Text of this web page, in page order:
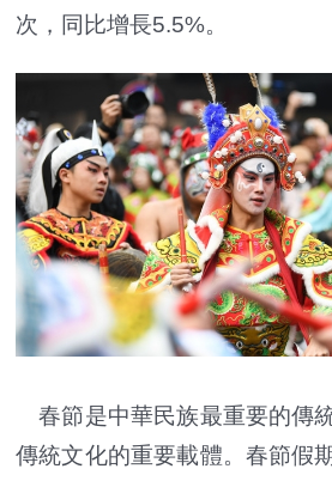
次，同比增長5.5%。
春節是中華民族最重要的傳
傳統文化的重要載體。春節假